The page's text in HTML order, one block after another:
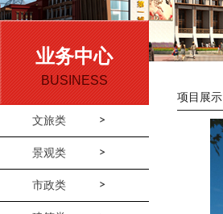
业务中心
BUSINESS
文旅类
景观类
市政类
项目展示